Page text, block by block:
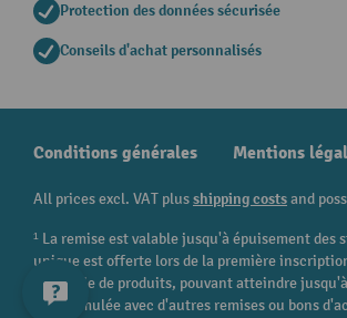
Protection des données sécurisée
Conseils d'achat personnalisés
Conditions générales Mentions
All prices excl. VAT plusshipping costsand
¹ La remise est valable jusqu'à épuisement
unique est offerte lors de la première
catégorie de produits, pouvant atteindre
être cumulée avec d'autres remises ou bons